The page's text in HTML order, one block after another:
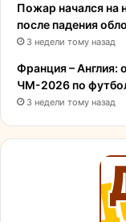
Пожар начался на
после падения
3 недели тому назад
Франция – Англия:
ЧМ-2026 по
3 недели тому назад